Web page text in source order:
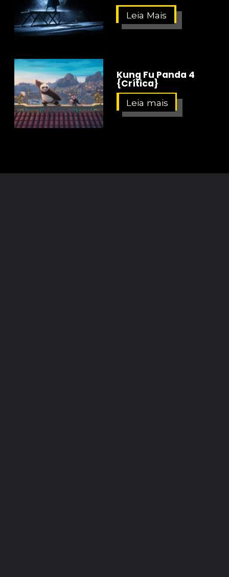
Leia Mais
Kung Fu Panda 4
{Crítica}
Leia mais